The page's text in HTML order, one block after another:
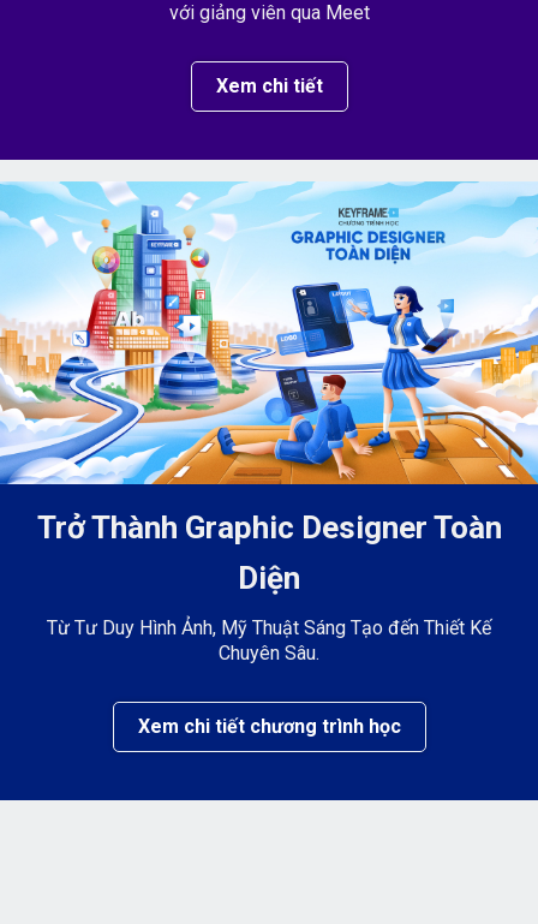
với giảng viên qua Meet
Xem chi tiết
Trở Thành Graphic Designer Toàn
Diện
Từ Tư Duy Hình Ảnh, Mỹ Thuật Sáng Tạo đến Thiết Kế
Chuyên Sâu.
Xem chi tiết chương trình học